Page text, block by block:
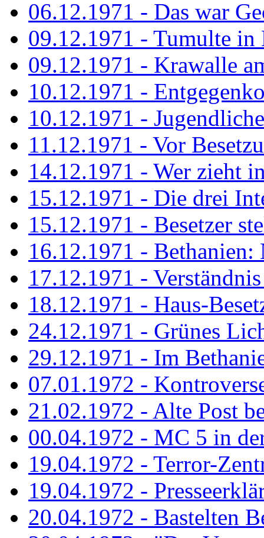
06.12.1971 - Das war
09.12.1971 - Tumulte in
09.12.1971 - Krawalle
10.12.1971 -
10.12.1971 -
11.12.1971 - Vor
14.12.1971 - Wer zieht
15.12.1971 - Die drei
15.12.1971 - Besetzer
16.12.1971 - Bethanien:
17.12.1971 -
18.12.1971 - Haus-
24.12.1971 - Grünes
29.12.1971 - Im
07.01.1972 -
21.02.1972 - Alte Post
00.04.1972 - MC 5 in
19.04.1972 - Terror-
19.04.1972 -
20.04.1972 - Bastelten